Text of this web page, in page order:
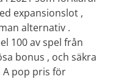
expansionslot ,
alternativ .
100 av spel från
bonus , och säkra
pop pris för